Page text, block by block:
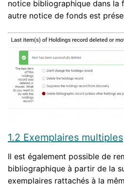
notice bibliographique dans la
autre notice de fonds est
1.2 Exemplaires multiples
Il est également possible de
bibliographique à partir de la
exemplaires rattachés à la